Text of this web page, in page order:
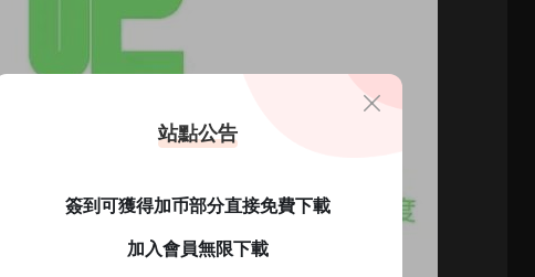
站點公告
簽到可獲得加币部分直接免費下載
加入會員無限下載